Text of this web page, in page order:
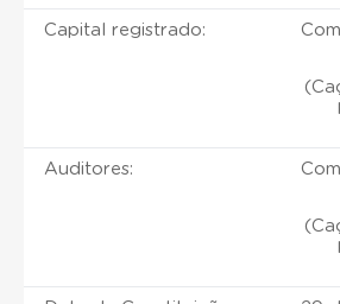
Capital registrado:
Auditores: